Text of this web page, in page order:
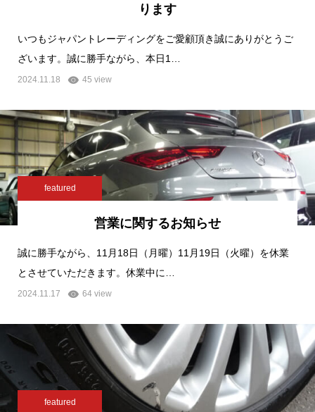
ります
いつもジャパントレーディングをご愛顧頂き誠にありがとうご
ざいます。誠に勝手ながら、本日1…
2024.11.18 45 view
featured
営業に関するお知らせ
誠に勝手ながら、11月18日（月曜）11月19日（火曜）を休業
とさせていただきます。休業中に…
2024.11.17 64 view
featured